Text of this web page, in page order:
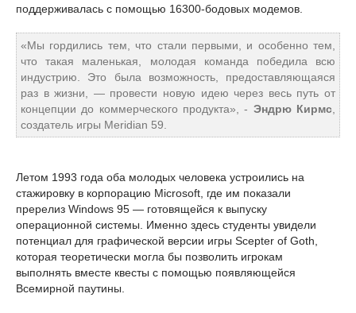
поддерживалась с помощью 16300-бодовых модемов.
«Мы гордились тем, что стали первыми, и особенно тем,
что такая маленькая, молодая команда победила всю
индустрию. Это была возможность, предоставляющаяся
раз в жизни, — провести новую идею через весь путь от
концепции до коммерческого продукта», - Эндрю Кирмс
создатель игры Meridian 59.
Летом 1993 года оба молодых человека устроились на
стажировку в корпорацию Microsoft, где им показали
пререлиз Windows 95 — готовящейся к выпуску
операционной системы. Именно здесь студенты увидели
потенциал для графической версии игры Scepter of Goth,
которая теоретически могла бы позволить игрокам
выполнять вместе квесты с помощью появляющейся
Всемирной паутины.